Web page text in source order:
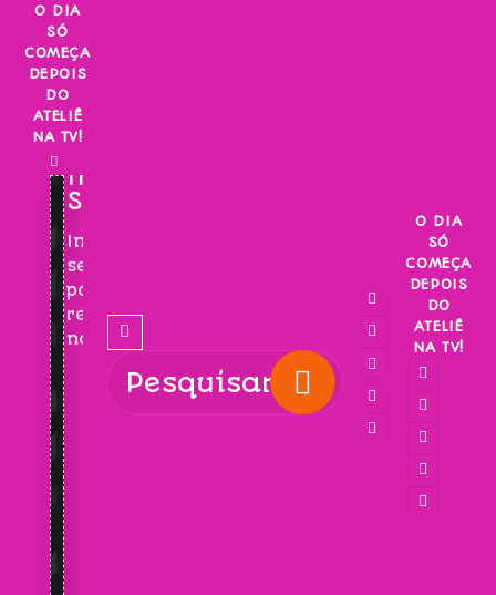
Skip
content
O DIA
SÓ
COMEÇA
DEPOIS
DO
ATELIÊ
NA TV!
INSCREVA-
SE!
Inscreva-
se
para
receber
novidades!
O DIA
SÓ
COMEÇA
DEPOIS
DO
ATELIÊ
NA TV!